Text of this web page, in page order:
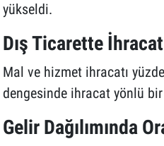
yükseldi.
Dış Ticarette
Mal ve hizmet ihracatı
dengesinde ihracat yönlü
Gelir Dağılımında